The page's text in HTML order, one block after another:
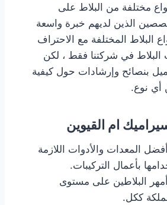
مختلفة من البلاط على
الذين لديهم خبرة واسعة
البلاط المختلفة مع الاحتراف
البلاط في شركتنا فقط ، لكن
بنصائح وإرشادات حول كيفية
أي نوع.
المعدات والأدوات اللازمة
بأعمال التركيبات.
البلاطين على مستوى
ككل.